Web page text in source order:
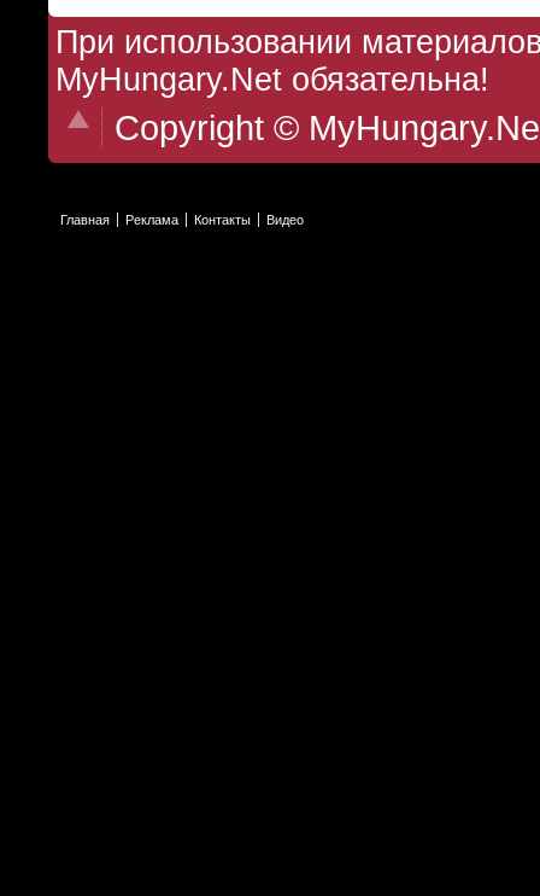
При использовании
MyHungary.Net обязательна!
Copyright ©
Главная Реклама Контакты Видео